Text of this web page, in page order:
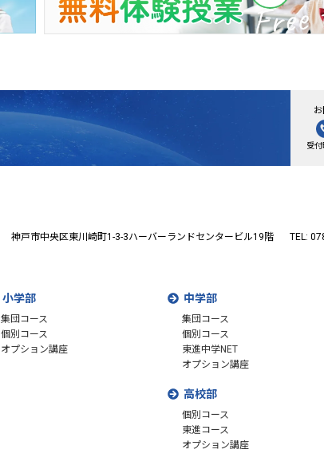
受
神戸市中央区東川崎町1-3-3ハーバーランドセンタービル19階 TEL:
小学部
集団コース
個別コース
オプション講座
中学部
集団コース
個別コース
東進中学NET
オプション講座
高校部
個別コース
東進コース
オプション講座